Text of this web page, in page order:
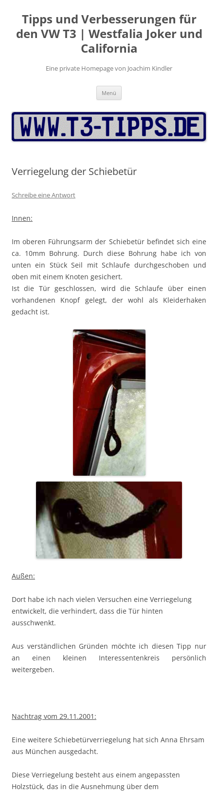
springen
Tipps und Verbesserungen für
den VW T3 | Westfalia Joker und
California
Eine private Homepage von Joachim Kindler
Menü
Verriegelung der Schiebetür
Schreibe eine Antwort
Innen:
Im oberen Führungsarm der Schiebetür befindet sich eine
ca. 10mm Bohrung. Durch diese Bohrung habe ich von
unten ein Stück Seil mit Schlaufe durchgeschoben und
oben mit einem Knoten gesichert.
Ist die Tür geschlossen, wird die Schlaufe über einen
vorhandenen Knopf gelegt, der wohl als Kleiderhaken
gedacht ist.
Außen:
Dort habe ich nach vielen Versuchen eine Verriegelung
entwickelt, die verhindert, dass die Tür hinten
ausschwenkt.
Aus verständlichen Gründen möchte ich diesen Tipp nur
an einen kleinen Interessentenkreis persönlich
weitergeben.
Nachtrag vom 29.11.2001:
Eine weitere Schiebetürverriegelung hat sich Anna Ehrsam
aus München ausgedacht.
Diese Verriegelung besteht aus einem angepassten
Holzstück, das in die Ausnehmung über dem